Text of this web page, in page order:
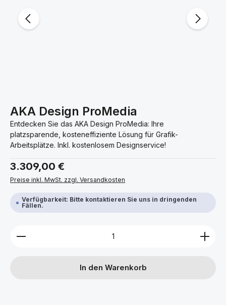
AKA Design ProMedia
Entdecken Sie das AKA Design ProMedia: Ihre
platzsparende, kosteneffiziente Lösung für Grafik-
Arbeitsplätze. Inkl. kostenlosem Designservice!
Regulärer Preis:
3.309,00 €
Preise inkl. MwSt. zzgl. Versandkosten
Verfügbarkeit: Bitte kontaktieren Sie uns in dringenden
Fällen.
Produkt Anzahl: Gib den gewünschten Wert ein
In den Warenkorb